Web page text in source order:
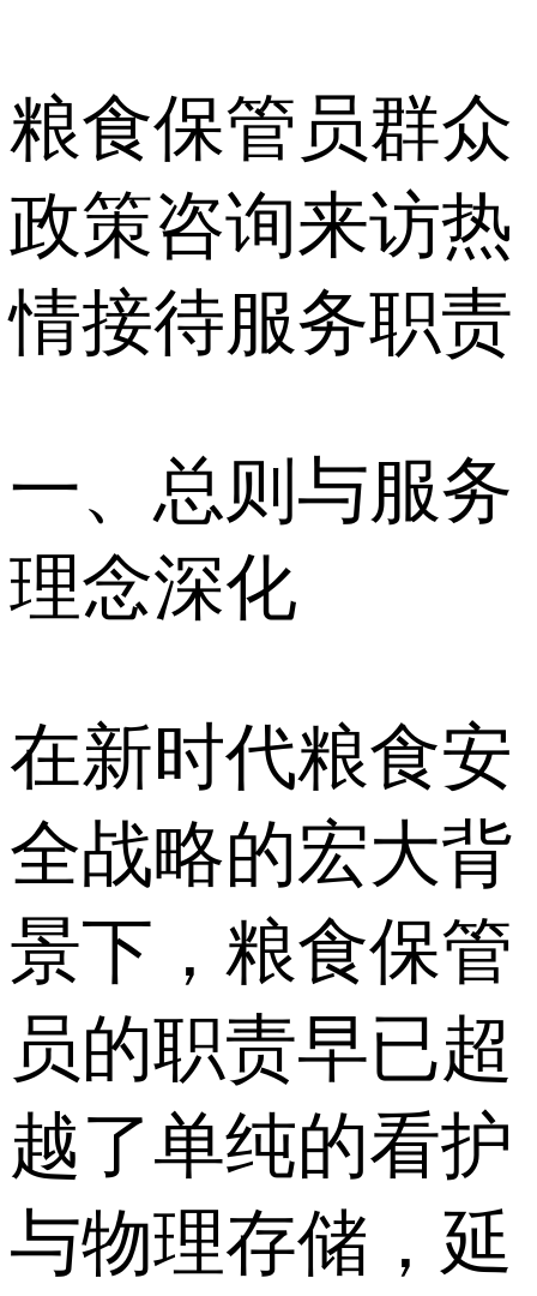
粮食保管员群众
政策咨询来访热
情接待服务职责
一、总则与服务
理念深化
在新时代粮食安
全战略的宏大背
景下，粮食保管
员的职责早已超
越了单纯的看护
与物理存储，延